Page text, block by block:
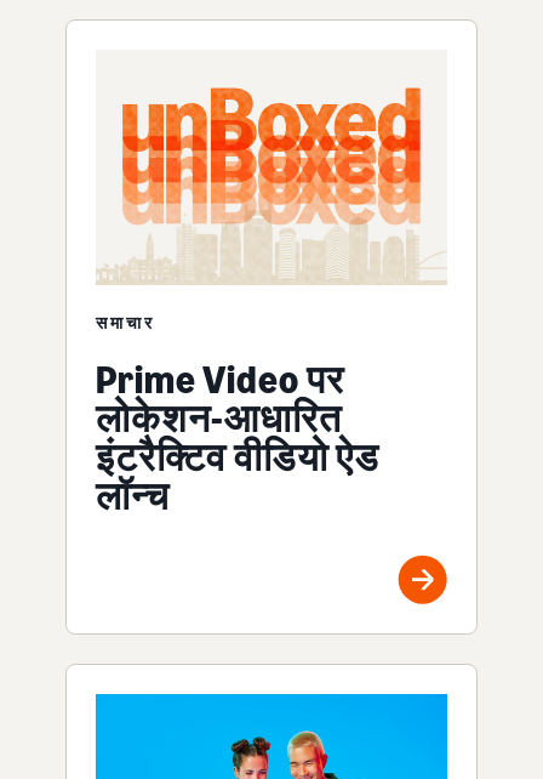
समाचार
Prime Video पर
लोकेशन-आधारित
इंटरैक्टिव वीडियो ऐड
लॉन्च